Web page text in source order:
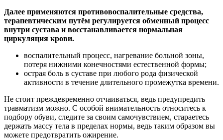
Далее применяются противовоспалительные средства,
терапевтическим путём регулируется обменный процесс
внутри сустава и восстанавливается нормальная
циркуляция крови.
воспалительный процесс, нагревание больной зоны,
потеря нижними конечностями естественной формы;
острая боль в суставе при любого рода физической
активности в течение длительного промежутка времени.
Не стоит преждевременно отчаиваться, ведь предупредить
травматизм можно. С особой внимательность относитесь к
подбору обуви, следите за своим самочувствием, стараетесь
держать массу тела в пределах нормы, ведь таким образом вы
можете предотвратить ожирение.